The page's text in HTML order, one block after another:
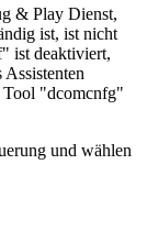
& Play Dienst,
ist, ist nicht
ist deaktiviert,
Tool "dcomcnfg"
und wählen